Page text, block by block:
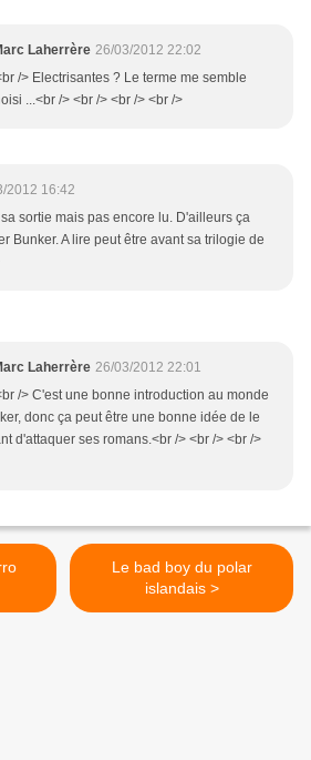
Laherrère 26/03/2012 22:02
/> Electrisantes ? Le terme me semble
...<br /> <br /> <br /> <br />
2012 16:42
sortie mais pas encore lu. D'ailleurs ça
Bunker. A lire peut être avant sa trilogie de
Laherrère 26/03/2012 22:01
/> C'est une bonne introduction au monde
donc ça peut être une bonne idée de le
d'attaquer ses romans.<br /> <br /> <br />
Le bad boy du polar
islandais >